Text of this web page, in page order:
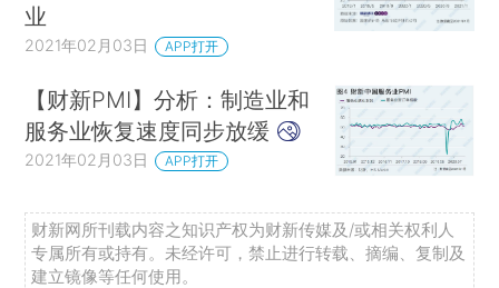
业
2021年02月03日 APP打开
【财新PMI】分析：制造业和
服务业恢复速度同步放缓
2021年02月03日 APP打开
财新网所刊载内容之知识产权为财新传媒及/或相关权利人
专属所有或持有。未经许可，禁止进行转载、摘编、复制及
建立镜像等任何使用。